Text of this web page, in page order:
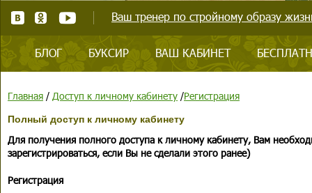
Ваш тренер по стройному образу
БЛОГ БУКСИР ВАШ КАБИНЕТ
Главная / Доступ к личному кабинету /Регистрация
Полный доступ к личному кабинету
Для получения полного доступа к личному кабинету, Вам
зарегистрироваться, если Вы не сделали этого ранее)
Регистрация